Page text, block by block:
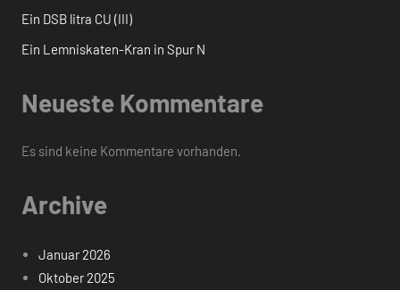
Ein DSB litra CU (III)
Ein Lemniskaten-Kran in Spur N
Neueste Kommentare
Es sind keine Kommentare vorhanden.
Archive
Januar 2026
Oktober 2025